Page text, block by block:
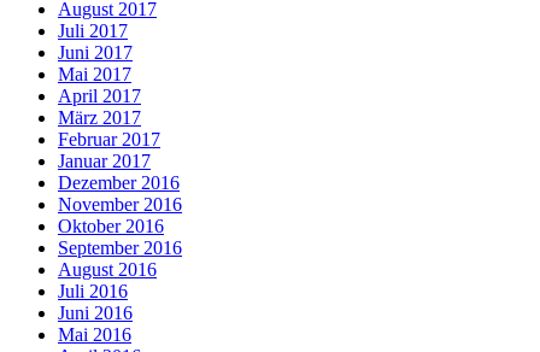
August 2017
Juli 2017
Juni 2017
Mai 2017
April 2017
März 2017
Februar 2017
Januar 2017
Dezember 2016
November 2016
Oktober 2016
September 2016
August 2016
Juli 2016
Juni 2016
Mai 2016